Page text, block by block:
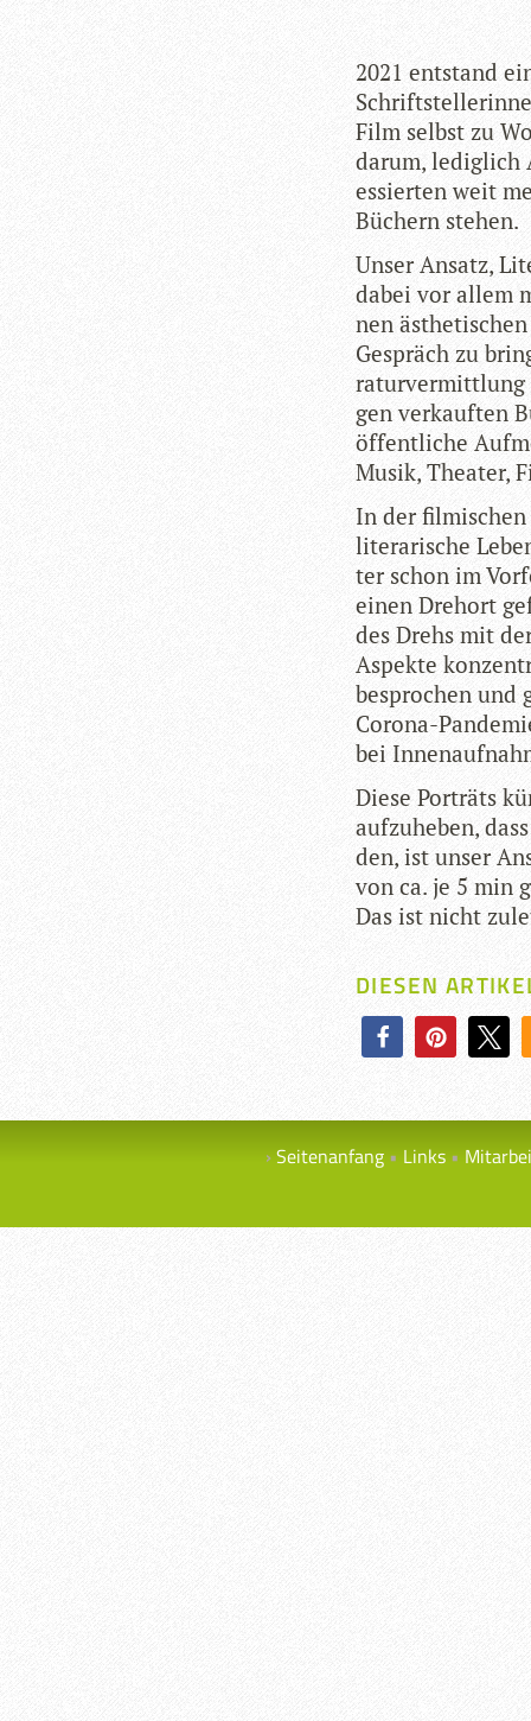
2021 ent­stand
Film selbst zu
darum, ledig­lich
es­sier­ten weit
Büchern stehen.
Unser Ansatz,
dabei vor allem
nen
Gespräch zu
ra­tur­ver­mitt­lung
gen ver­kauf­ten
öffent­li­che
Musik, Thea­ter,
In der
lite­ra­ri­sche
ter schon im
einen Dreh­ort
des Drehs mit
Aspekte
bespro­chen und
Corona-
bei
Diese Por­träts
auf­zu­he­ben,
den, ist unser
von ca. je 5 min
Das ist nicht
DIESEN
Seitenanfang Links